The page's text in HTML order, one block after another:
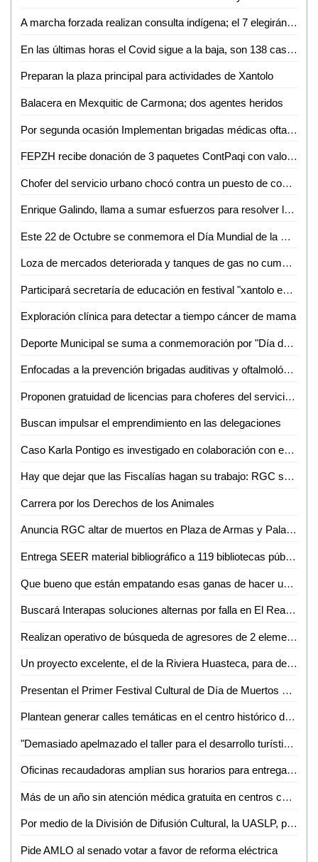
A marcha forzada realizan consulta indígena; el 7 elegirán a su representante ante el municipio
En las últimas horas el Covid sigue a la baja, son 138 casos nuevos y 6 defunciones
Preparan la plaza principal para actividades de Xantolo
Balacera en Mexquitic de Carmona; dos agentes heridos
Por segunda ocasión Implementan brigadas médicas oftalmológicas y auditivas
FEPZH recibe donación de 3 paquetes ContPaqi con valor superior a los 300 mil pesos
Chofer del servicio urbano chocó contra un puesto de comida; 2 heridos
Enrique Galindo, llama a sumar esfuerzos para resolver la problemática del agua en SLP
Este 22 de Octubre se conmemora el Día Mundial de la Medicina Tradicional
Loza de mercados deteriorada y tanques de gas no cumplen exigencias: Santiago Nales
Participará secretaría de educación en festival "xantolo en tu ciudad"
Exploración clínica para detectar a tiempo cáncer de mama
Deporte Municipal se suma a conmemoración por "Día de Muertos"
Enfocadas a la prevención brigadas auditivas y oftalmológicas: Huerta Robledo
Proponen gratuidad de licencias para choferes del servicio público
Buscan impulsar el emprendimiento en las delegaciones
Caso Karla Pontigo es investigado en colaboración con equipo de expertos de la Fiscalía de Chihuahua
Hay que dejar que las Fiscalías hagan su trabajo: RGC sobre denuncias contra ex edil
Carrera por los Derechos de los Animales
Anuncia RGC altar de muertos en Plaza de Armas y Palacio de Gobierno
Entrega SEER material bibliográfico a 119 bibliotecas públicas
Que bueno que están empatando esas ganas de hacer un gran proyecto turístico: Lilia Lara
Buscará Interapas soluciones alternas por falla en El Realito
Realizan operativo de búsqueda de agresores de 2 elementos de PDI
Un proyecto excelente, el de la Riviera Huasteca, para detonar el turismo
Presentan el Primer Festival Cultural de Día de Muertos de Santa María del Río
Plantean generar calles temáticas en el centro histórico de SLP
"Demasiado apelmazado el taller para el desarrollo turístico de la ZH": Guillermo Ahuja
Oficinas recaudadoras amplían sus horarios para entrega de licencias gratuitas
Más de un año sin atención médica gratuita en centros comunitarios, sin razón: Albarrán Ramírez
Por medio de la División de Difusión Cultural, la UASLP, presentará el espectáculo "Taka Dimi Ta" de la compañía de danza de la India
Pide AMLO al senado votar a favor de reforma eléctrica